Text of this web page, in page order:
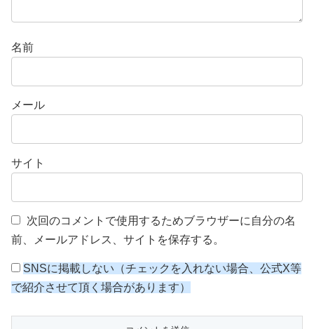
名前
メール
サイト
次回のコメントで使用するためブラウザーに自分の名
前、メールアドレス、サイトを保存する。
SNSに掲載しない（チェックを入れない場合、公式X等
で紹介させて頂く場合があります）